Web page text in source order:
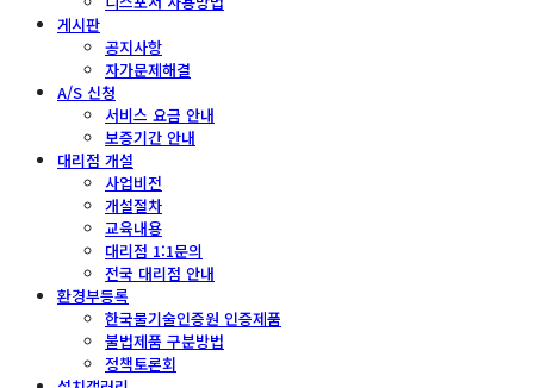
게시판
공지사항
자가문제해결
A/S 신청
서비스 요금 안내
보증기간 안내
대리점 개설
사업비전
개설절차
교육내용
대리점 1:1문의
전국 대리점 안내
환경부등록
한국물기술인증원 인증제품
불법제품 구분방법
정책토론회